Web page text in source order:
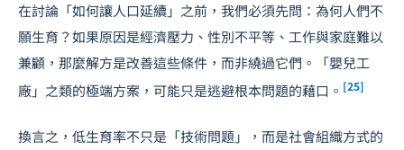
在討論「如何讓人口延續」之前，我們必須先問：為何人們不
願生育？如果原因是經濟壓力、性別不平等、工作與家庭難以
兼顧，那麼解方是改善這些條件，而非繞過它們。「嬰兒工
廠」之類的極端方案，可能只是逃避根本問題的藉口。 [25]
換言之，低生育率不只是「技術問題」，而是社會組織方式的